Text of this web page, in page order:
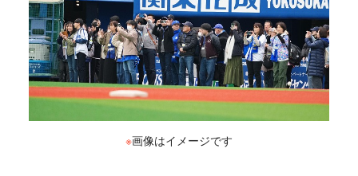
※画像はイメージです